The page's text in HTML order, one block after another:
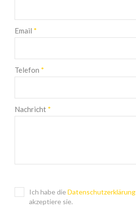
Email *
Telefon *
Nachricht *
Ich habe die Datenschutzerklärung
akzeptiere sie.